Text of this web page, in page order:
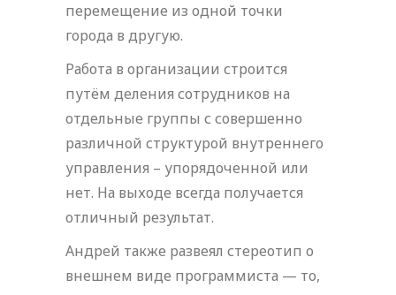
перемещение из одной точки
города в другую.
Работа в организации строится
путём деления сотрудников на
отдельные группы с совершенно
различной структурой внутреннего
управления – упорядоченной или
нет. На выходе всегда получается
отличный результат.
Андрей также развеял стереотип о
внешнем виде программиста — то,